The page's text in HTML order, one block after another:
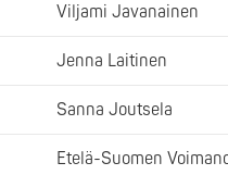
Viljami Javanainen
Jenna Laitinen
Sanna Joutsela
Etelä-Suomen